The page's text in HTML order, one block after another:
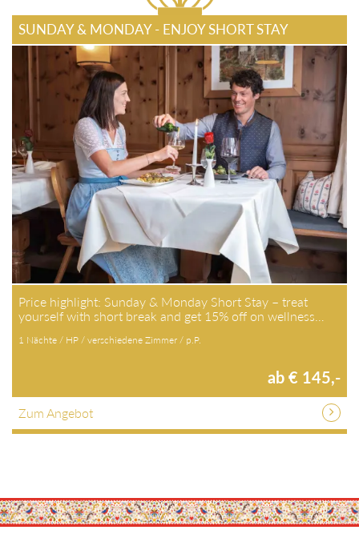
SUNDAY & MONDAY - ENJOY SHORT STAY
Price highlight: Sunday & Monday Short Stay – treat
yourself with short break and get 15% off on wellness…
1 Nächte / HP / verschiedene Zimmer / p.P.
ab € 145,-
Zum Angebot